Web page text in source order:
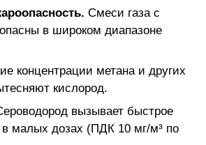
Смеси газа с
в широком диапазоне
концентрации метана и других
кислород.
вызывает быстрое
в малых дозах (ПДК 10 мг/м³ по